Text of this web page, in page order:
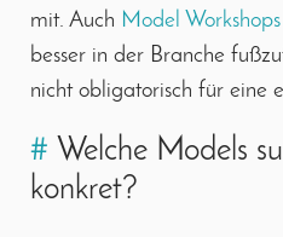
mit. Auch Model Workshops
besser in der Branche
nicht obligatorisch für eine
# Welche Models
konkret?